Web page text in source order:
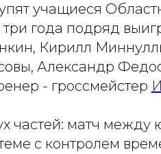
учащиеся
года подряд
Кирилл
Александр
- гроссмейстер
частей: матч
с контролем